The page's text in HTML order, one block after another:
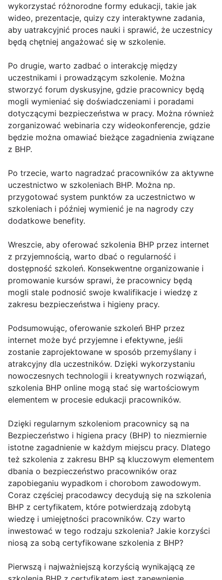
wykorzystać różnorodne formy edukacji, takie jak
wideo, prezentacje, quizy czy interaktywne zadania,
aby uatrakcyjnić proces nauki i sprawić, że uczestnicy
będą chętniej angażować się w szkolenie.
Po drugie, warto zadbać o interakcję między
uczestnikami i prowadzącym szkolenie. Można
stworzyć forum dyskusyjne, gdzie pracownicy będą
mogli wymieniać się doświadczeniami i poradami
dotyczącymi bezpieczeństwa w pracy. Można również
zorganizować webinaria czy wideokonferencje, gdzie
będzie można omawiać bieżące zagadnienia związane
z BHP.
Po trzecie, warto nagradzać pracowników za aktywne
uczestnictwo w szkoleniach BHP. Można np.
przygotować system punktów za uczestnictwo w
szkoleniach i później wymienić je na nagrody czy
dodatkowe benefity.
Wreszcie, aby oferować szkolenia BHP przez internet
z przyjemnością, warto dbać o regularność i
dostępność szkoleń. Konsekwentne organizowanie i
promowanie kursów sprawi, że pracownicy będą
mogli stale podnosić swoje kwalifikacje i wiedzę z
zakresu bezpieczeństwa i higieny pracy.
Podsumowując, oferowanie szkoleń BHP przez
internet może być przyjemne i efektywne, jeśli
zostanie zaprojektowane w sposób przemyślany i
atrakcyjny dla uczestników. Dzięki wykorzystaniu
nowoczesnych technologii i kreatywnych rozwiązań,
szkolenia BHP online mogą stać się wartościowym
elementem w procesie edukacji pracowników.
Dzięki regularnym szkoleniom pracownicy są na
Bezpieczeństwo i higiena pracy (BHP) to niezmiernie
istotne zagadnienie w każdym miejscu pracy. Dlatego
też szkolenia z zakresu BHP są kluczowym elementem
dbania o bezpieczeństwo pracowników oraz
zapobieganiu wypadkom i chorobom zawodowym.
Coraz częściej pracodawcy decydują się na szkolenia
BHP z certyfikatem, które potwierdzają zdobytą
wiedzę i umiejętności pracowników. Czy warto
inwestować w tego rodzaju szkolenia? Jakie korzyści
niosą za sobą certyfikowane szkolenia z BHP?
Pierwszą i najważniejszą korzyścią wynikającą ze